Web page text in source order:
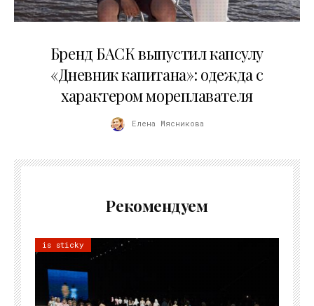
Бренд БАСК выпустил капсулу
«Дневник капитана»: одежда с
характером мореплавателя
Елена Мясникова
Рекомендуем
is sticky